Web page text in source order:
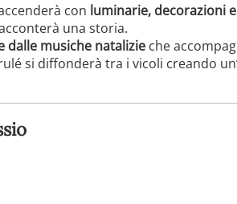
con luminarie, decorazioni
una storia.
dalle musiche natalizie che
si diffonderà tra i vicoli creando